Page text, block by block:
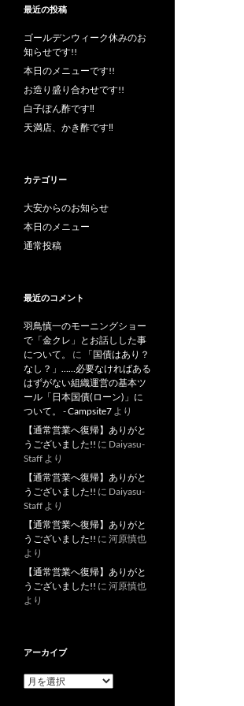
最近の投稿
ゴールデンウィーク休みのお
知らせです!!
本日のメニューです!!
お造り盛り合わせです!!
白子ぽん酢です‼︎
天満店、かき酢です‼︎
カテゴリー
大安からのお知らせ
本日のメニュー
通常投稿
最近のコメント
羽鳥慎一のモーニングショー
で「金クレ」とお話しした事
について。
に
「国債はあり？
なし？」……必要なければある
はずがない組織運営の基本ツ
ール「日本国債(ローン)」に
ついて。 - Campsite7 より
【通常営業へ復帰】ありがと
うございました!! に Daiyasu-
Staff より
【通常営業へ復帰】ありがと
うございました!! に Daiyasu-
Staff より
【通常営業へ復帰】ありがと
うございました!! に 河原慎也
より
【通常営業へ復帰】ありがと
うございました!! に 河原慎也
より
アーカイブ
ア